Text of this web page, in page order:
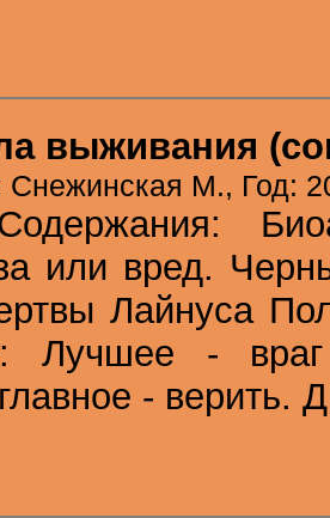
выживания
Снежинская М., Год:
или вред.
Лайнуса
Лучшее -
- верить.